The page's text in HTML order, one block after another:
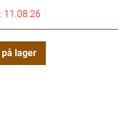
11.08.26
lager